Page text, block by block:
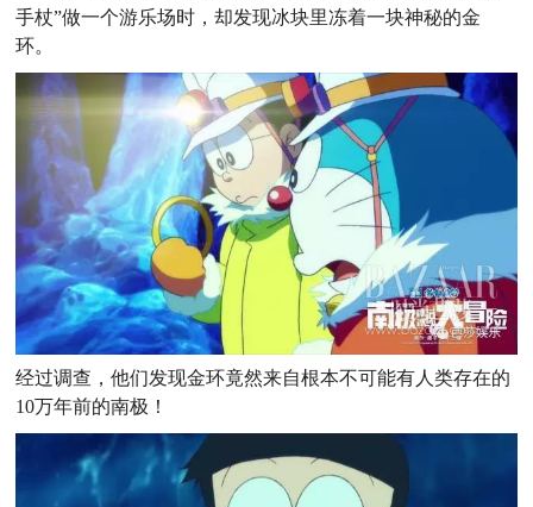
手杖”做一个游乐场时，却发现冰块里冻着一块神秘的金
环。
经过调查，他们发现金环竟然来自根本不可能有人类存在的
10万年前的南极！